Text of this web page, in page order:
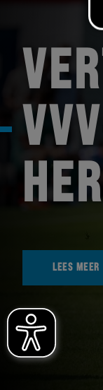
LEES MEER